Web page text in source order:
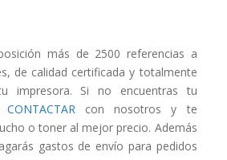
más de 2500 referencias a
de calidad certificada y totalmente
impresora. Si no encuentras tu
CONTACTARcon nosotros y te
o toner al mejor precio. Además
gastos de envío para pedidos